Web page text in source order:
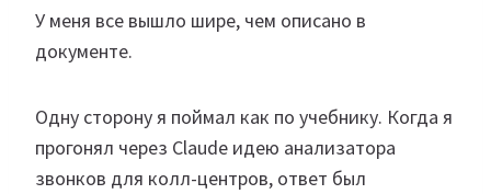
У меня все вышло шире, чем описано в
документе.
Одну сторону я поймал как по учебнику. Когда я
прогонял через Claude идею анализатора
звонков для колл-центров, ответ был